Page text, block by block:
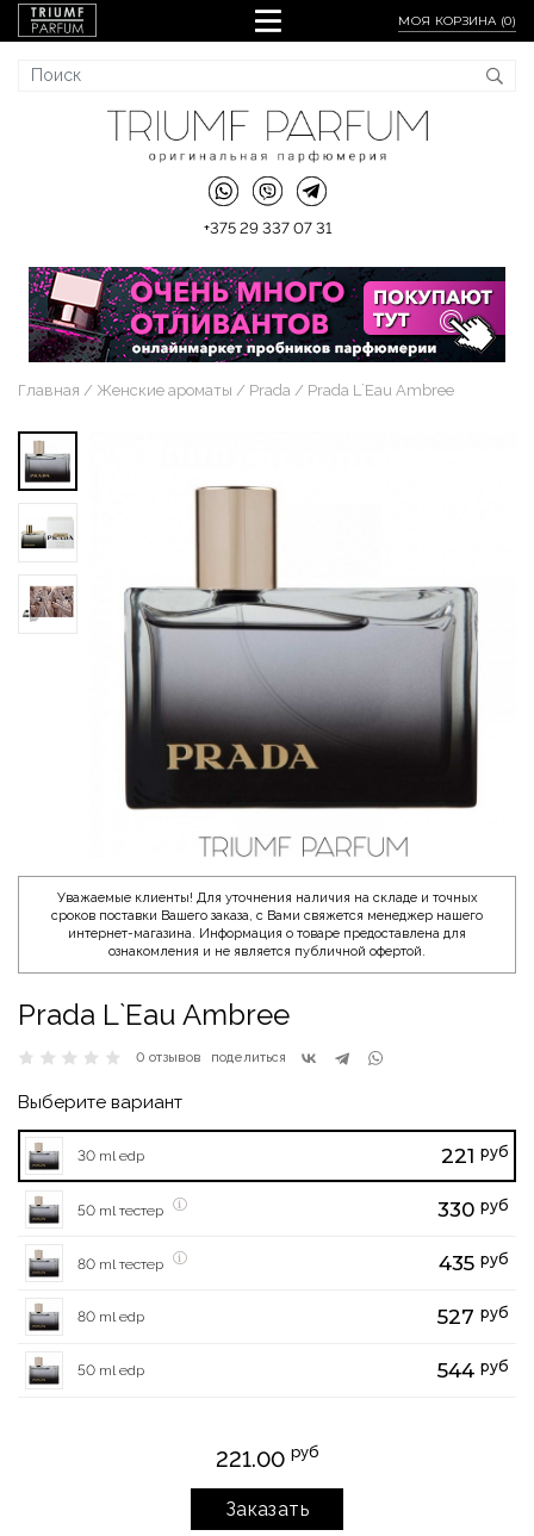
МОЯ КОРЗИНА (0)
+375 29 337 07 31
Главная Женские ароматы Prada Prada L`Eau Ambree
Уважаемые клиенты! Для уточнения наличия на складе и точных
сроков поставки Вашего заказа, с Вами свяжется менеджер нашего
интернет-магазина. Информация о товаре предоставлена для
ознакомления и не является публичной офертой.
Prada L`Eau Ambree
0 отзывов поделиться
Выберите вариант
30 ml edp 221 руб
50 ml тестер 330 руб
80 ml тестер 435 руб
80 ml edp 527 руб
50 ml edp 544 руб
221.00 руб
Заказать